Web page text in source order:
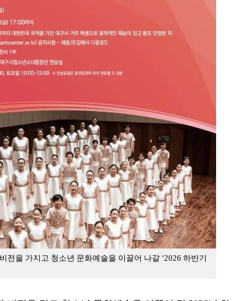
을 가지고 청소년 문화예술을 이끌어 나갈 ‘2026 하반기